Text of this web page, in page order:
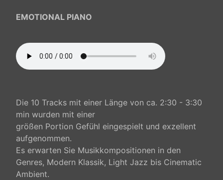
EMOTIONAL PIANO
Die 10 Tracks mit einer Länge von ca. 2:30 - 3:30
min wurden mit einer
größen Portion Gefühl eingespielt und exzellent
aufgenommen.
Es erwarten Sie Musikkompositionen in den
Genres, Modern Klassik, Light Jazz bis Cinematic
Ambient.